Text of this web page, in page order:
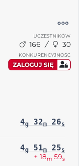
UCZESTNIKÓW
166 30
KONKURENCYJNOŚĆ
ZALOGUJ SIĘ
4g 32m 26s
4g 51m 25s
+ 18m 59s